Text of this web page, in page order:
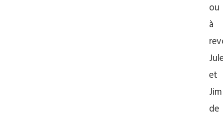
ou
à
et
Jim
de